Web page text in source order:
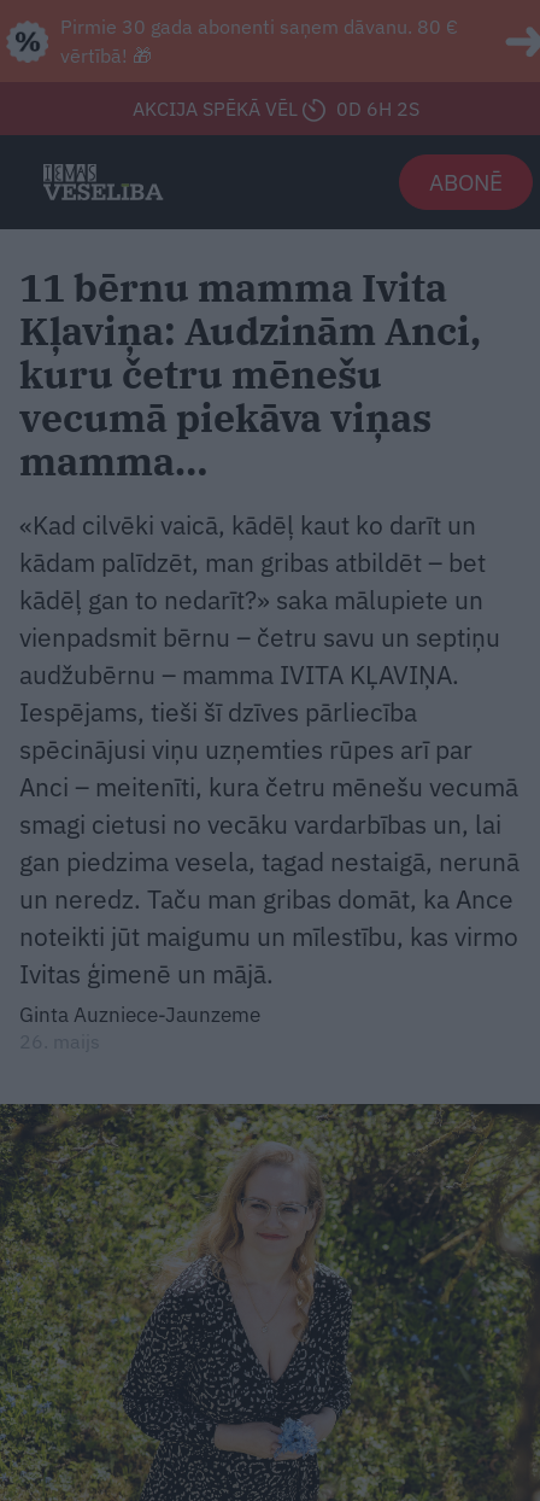
Pirmie 30 gada abonenti saņem dāvanu. 80 €
vērtībā! 🎁
AKCIJA SPĒKĀ VĒL 0D 6H 0S
ABONĒ
11 bērnu mamma Ivita
Kļaviņa: Audzinām Anci,
kuru četru mēnešu
vecumā piekāva viņas
mamma…
«Kad cilvēki vaicā, kādēļ kaut ko darīt un
kādam palīdzēt, man gribas atbildēt – bet
kādēļ gan to nedarīt?» saka mālupiete un
vienpadsmit bērnu – četru savu un septiņu
audžubērnu – mamma IVITA KĻAVIŅA.
Iespējams, tieši šī dzīves pārliecība
spēcinājusi viņu uzņemties rūpes arī par
Anci – meitenīti, kura četru mēnešu vecumā
smagi cietusi no vecāku vardarbības un, lai
gan piedzima vesela, tagad nestaigā, nerunā
un neredz. Taču man gribas domāt, ka Ance
noteikti jūt maigumu un mīlestību, kas virmo
Ivitas ģimenē un mājā.
Ginta Auzniece-Jaunzeme